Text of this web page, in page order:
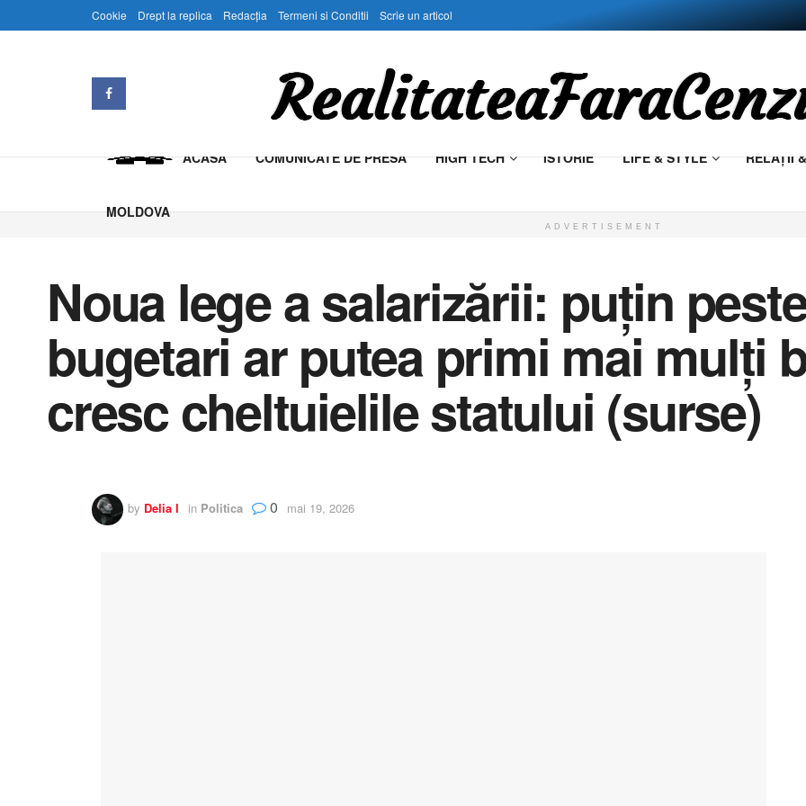
Cookie Drept la replica Redacția Termeni si Conditii Scrie un articol
ACASA COMUNICATE DE PRESĂ HIGH TECH ISTORIE LIFE & STYLE RELAŢII
MOLDOVA
ADVERTISEMENT
Noua lege a salarizării: puțin
bugetari ar putea primi mai mulți
cresc cheltuielile statului (surse)
by Delia I in Politica 0 mai 19, 2026